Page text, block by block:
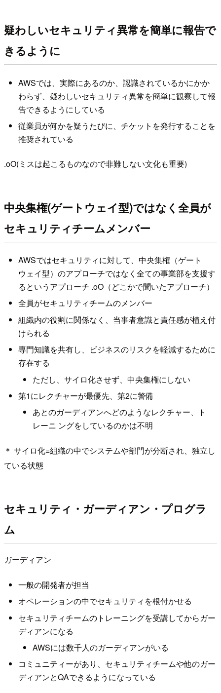
疑わしいセキュリティ異常を簡単に報告で
きるように
AWSでは、実際にあるのか、認識されているかにかか
わらず、疑わしいセキュリティ異常を簡単に観察して報
告できるようにしている
従業員が何かを疑うたびに、チケットを発行することを
推奨されている
.oO(ミスは起こるものなので非難しない文化も重要)
中央集権(ゲートウェイ型)ではなく全員が
セキュリティチームメンバー
AWSではセキュリティに対して、中央集権（ゲート
ウェイ型）のアプローチではなく全ての事業部を支援す
るというアプローチ .oO（どこかで聞いたアプローチ）
全員がセキュリティチームのメンバー
組織内の役割に関係なく、当事者意識と責任感が植え付
けられる
専門知識を共有し、ビジネスのリスクを軽減するために
存在する
ただし、サイロ化させず、中央集権にしない
第1にレクチャーが最優先、第2に警備
あとのガーディアンへどのようなレクチャー、ト
レーニ ングをしているのかは不明
＊ サイロ化=組織の中でシステムや部門が分断され、独立し
ている状態
セキュリティ・ガーディアン・プログラ
ム
ガーディアン
一般の開発者が担当
オペレーションの中でセキュリティを根付かせる
セキュリティチームのトレーニングを受講してからガー
ディアンになる
AWSには数千人のガーディアンがいる
コミュニティーがあり、セキュリティチームや他のガー
ディアンとQAできるようになっている